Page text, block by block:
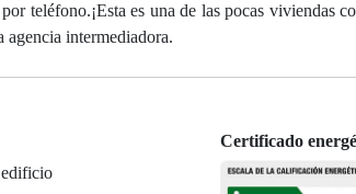
teléfono.¡Esta es una de las pocas viviendas
agencia intermediadora.
edificio
Certificado